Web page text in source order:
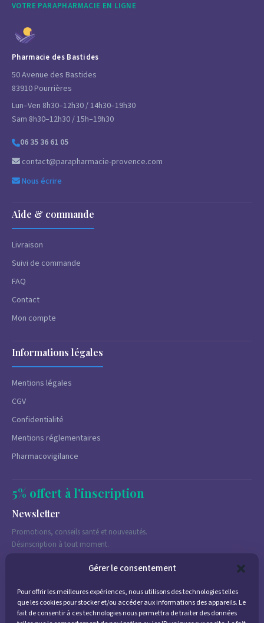
Gérer le consentement
Pour offrir les meilleures expériences, nous utilisons des technologies telles
que les cookies pour stocker et/ou accéder aux informations des appareils. Le
fait de consentir à ces technologies nous permettra de traiter des données
VOTRE PARAPHARMACIE EN LIGNE
Pharmacie des Bastides
50 Avenue des Bastides
83910 Pourrières
Lun–Ven 8h30–12h30 / 14h30–19h30
Sam 8h30–12h30 / 15h–19h30
06 35 36 61 05
contact@parapharmacie-provence.com
Nous écrire
Aide & commande
Livraison
Suivi de commande
FAQ
Contact
Mon compte
Informations légales
Mentions légales
CGV
Confidentialité
Mentions réglementaires
Pharmacovigilance
5% offert à l'inscription
Newsletter
Promotions, conseils santé et nouveautés.
Désinscription à tout moment.
J'accepte de recevoir des emails marketing conformément à la
politique de confidentialité